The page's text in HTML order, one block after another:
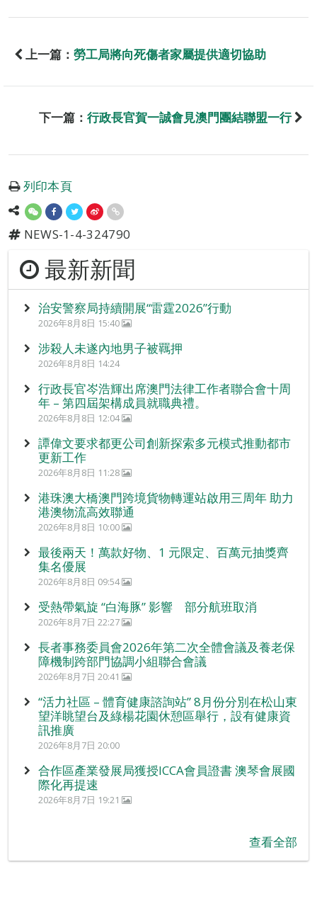
上一篇： 勞工局將向死傷者家屬提供適切協助
下一篇： 行政長官賀一誠會見澳門團結聯盟一行
列印本頁
NEWS-1-4-324790
最新新聞
治安警察局持續開展“雷霆2026”行動
2026年8月8日 15:40
涉殺人未遂內地男子被羈押
2026年8月8日 14:24
行政長官岑浩輝出席澳門法律工作者聯合會十周
年 – 第四屆架構成員就職典禮。
2026年8月8日 12:04
譚偉文要求都更公司創新探索多元模式推動都市
更新工作
2026年8月8日 11:28
港珠澳大橋澳門跨境貨物轉運站啟用三周年 助力
港澳物流高效聯通
2026年8月8日 10:00
最後兩天！萬款好物、1 元限定、百萬元抽獎齊
集名優展
2026年8月8日 09:54
受熱帶氣旋 “白海豚” 影響 部分航班取消
2026年8月7日 22:27
長者事務委員會2026年第二次全體會議及養老保
障機制跨部門協調小組聯合會議
2026年8月7日 20:41
“活力社區 – 體育健康諮詢站” 8月份分別在松山東
望洋眺望台及綠楊花園休憩區舉行，設有健康資
訊推廣
2026年8月7日 20:00
合作區產業發展局獲授ICCA會員證書 澳琴會展國
際化再提速
2026年8月7日 19:21
查看全部